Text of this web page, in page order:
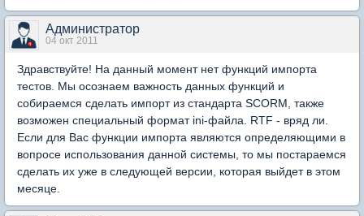
Администратор
04 окт 2011
Здравствуйте! На данный момент нет функций импорта
тестов. Мы осознаем важность данных функций и
собираемся сделать импорт из стандарта SCORM, также
возможен специальный формат ini-файла. RTF - вряд ли.
Если для Вас функции импорта являются определяющими в
вопросе использования данной системы, то мы постараемся
сделать их уже в следующей версии, которая выйдет в этом
месяце.